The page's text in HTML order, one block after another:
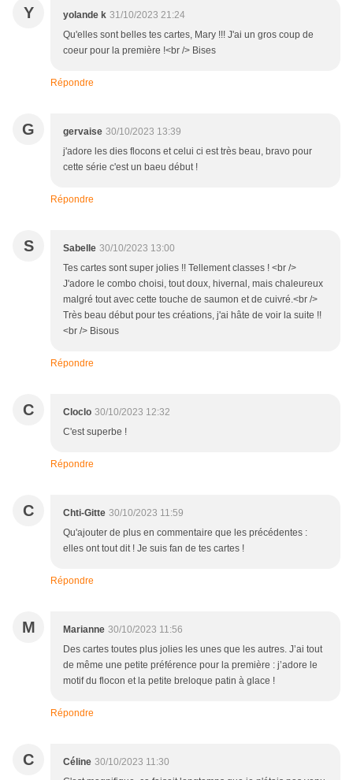
Y yolande k 31/10/2023 21:24
Qu'elles sont belles tes cartes, Mary !!! J'ai un gros coup de
coeur pour la première !<br /> Bises
Répondre
G gervaise 30/10/2023 13:39
j'adore les dies flocons et celui ci est très beau, bravo pour
cette série c'est un baeu début !
Répondre
S Sabelle 30/10/2023 13:00
Tes cartes sont super jolies !! Tellement classes ! <br />
J'adore le combo choisi, tout doux, hivernal, mais chaleureux
malgré tout avec cette touche de saumon et de cuivré.<br />
Très beau début pour tes créations, j'ai hâte de voir la suite !!
<br /> Bisous
Répondre
C Cloclo 30/10/2023 12:32
C'est superbe !
Répondre
C Chti-Gitte 30/10/2023 11:59
Qu'ajouter de plus en commentaire que les précédentes :
elles ont tout dit ! Je suis fan de tes cartes !
Répondre
M Marianne 30/10/2023 11:56
Des cartes toutes plus jolies les unes que les autres. J’ai tout
de même une petite préférence pour la première : j’adore le
motif du flocon et la petite breloque patin à glace !
Répondre
C Céline 30/10/2023 11:30